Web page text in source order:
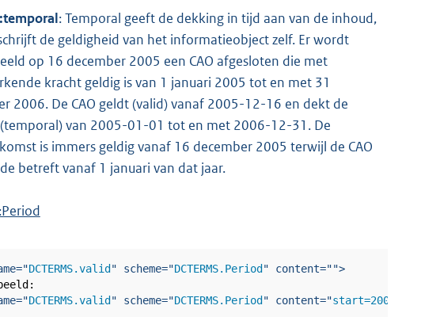
: Temporal geeft de dekking in tijd aan van de inhoud,
de geldigheid van het informatieobject zelf. Er wordt
op 16 december 2005 een CAO afgesloten die met
kracht geldig is van 1 januari 2005 tot en met 31
2006. De CAO geldt (valid) vanaf 2005-12-16 en dekt de
van 2005-01-01 tot en met 2006-12-31. De
is immers geldig vanaf 16 december 2005 terwijl de CAO
betreft vanaf 1 januari van dat jaar.
="DCTERMS.valid " scheme="DCTERMS.Period " content="">
="DCTERMS.valid " scheme="DCTERMS.Period " content="start=2008-